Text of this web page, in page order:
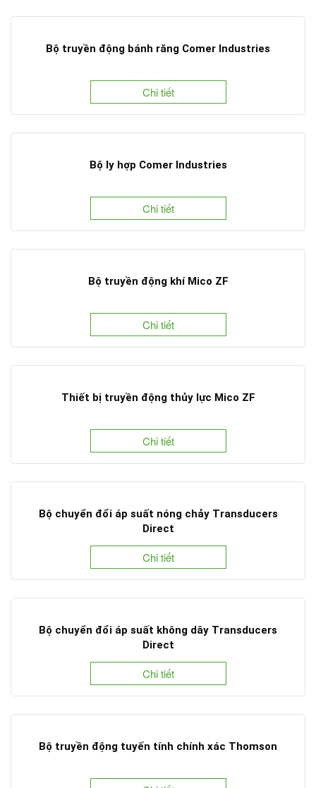
Bộ truyền động bánh răng Comer Industries
Chi tiết
Bộ ly hợp Comer Industries
Chi tiết
Bộ truyền động khí Mico ZF
Chi tiết
Thiết bị truyền động thủy lực Mico ZF
Chi tiết
Bộ chuyển đổi áp suất nóng chảy Transducers
Direct
Chi tiết
Bộ chuyển đổi áp suất không dây Transducers
Direct
Chi tiết
Bộ truyền động tuyến tính chính xác Thomson